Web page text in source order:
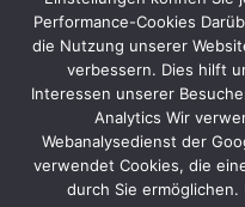
wurde,
wird
mittels
kleinerer
Modifikationen
angepasst.
Elantas
präsentiert
Performance-Cookies
die Nutzung unserer
verbessern. Dies hilft
Interessen unserer
Analytics Wir
Webanalysedienst der
verwendet Cookies, die
durch Sie